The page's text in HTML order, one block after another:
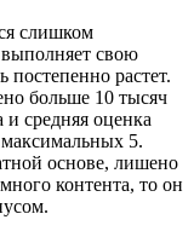
слишком
свою
растет.
больше 10 тысяч
средняя оценка
максимальных 5.
основе, лишено
контента, то он